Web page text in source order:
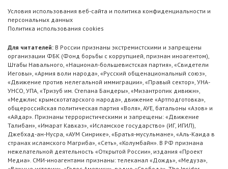
Условия использования веб-сайта и политика конфиденциальности и
персональных данных
Политика использования cookies
Для читателей: В России признаны экстремистскими и запрещены
организации ФБК (Фонд борьбы с коррупцией, признан иноагентом),
Штабы Навального, «Национал-большевистская партия», «Свидетели
Иеговы», «Армия воли народа», «Русский общенациональный союз»,
«Движение против нелегальной иммиграции», «Правый сектор», УНА-
УНСО, УПА, «Тризуб им. Степана Бандеры», «Мизантропик дивижн»,
«Меджлис крымскотатарского народа», движение «Артподготовка»,
общероссийская политическая партия «Воля», АУЕ, батальоны «Азов» и
«Айдар». Признаны террористическими и запрещены: «Движение
Талибан», «Имарат Кавказ», «Исламское государство» (ИГ, ИГИЛ),
Джебхад-ан-Нусра, «АУМ Синрике», «Братья-мусульмане», «Аль-Каида в
странах исламского Магриба», «Сеть», «Колумбайн». В РФ признана
нежелательной деятельность «Открытой России», издания «Проект
Медиа». СМИ-иноагентами признаны: телеканал «Дождь», «Медуза»,